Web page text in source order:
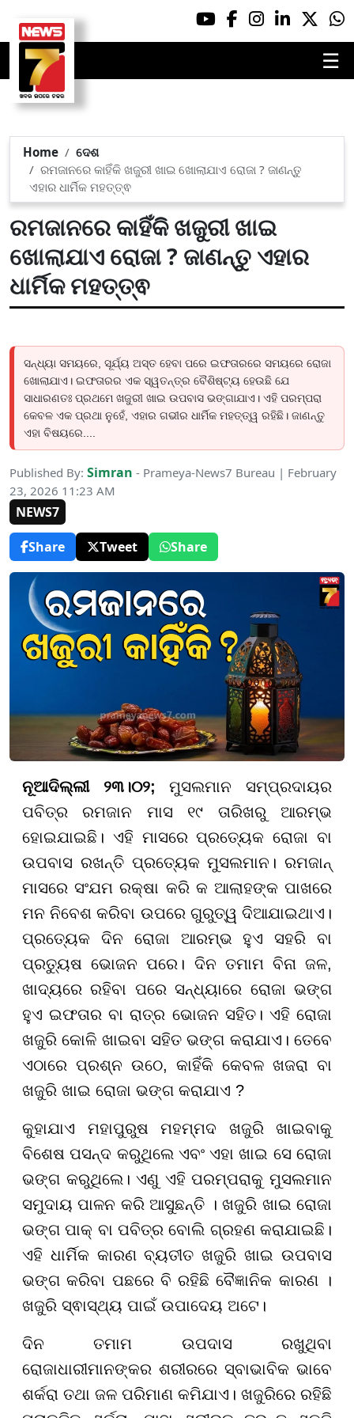
☰
Home
ଦେଶ
ରମଜାନରେ କାହିଁକି ଖଜୁରୀ ଖାଇ ଖୋଲାଯାଏ ରୋଜା ? ଜାଣନ୍ତୁ
ଏହାର ଧାର୍ମିକ ମହତ୍ତ୍ଵ
ରମଜାନରେ କାହିଁକି ଖଜୁରୀ ଖାଇ
ଖୋଲାଯାଏ ରୋଜା ? ଜାଣନ୍ତୁ ଏହାର
ଧାର୍ମିକ ମହତ୍ତ୍ଵ
ସନ୍ଧ୍ୟା ସମୟରେ, ସୂର୍ଯ୍ୟ ଅସ୍ତ ହେବା ପରେ ଇଫତାରରେ ସମୟରେ ରୋଜା
ଖୋଲାଯାଏ। ଇଫତାରର ଏକ ସ୍ୱତନ୍ତ୍ର ବୈଶିଷ୍ଟ୍ୟ ହେଉଛି ଯେ
ସାଧାରଣତଃ ପ୍ରଥମେ ଖଜୁରୀ ଖାଇ ଉପବାସ ଭଙ୍ଗାଯାଏ। ଏହି ପରମ୍ପରା
କେବଳ ଏକ ପ୍ରଥା ନୁହେଁ, ଏହାର ଗଭୀର ଧାର୍ମିକ ମହତ୍ତ୍ୱ ରହିଛି। ଜାଣନ୍ତୁ
ଏହା ବିଷୟରେ....
Published By: Simran - Prameya-News7 Bureau | February
23, 2026 11:23 AM
NEWS7
Share
Tweet Share
ନୂଆଦିଲ୍ଲୀ ୨୩।୦୨; ମୁସଲମାନ ସମ୍ପ୍ରଦାୟର
ପବିତ୍ର ରମଜାନ ମାସ ୧୯ ତାରିଖରୁ ଆରମ୍ଭ
ହୋଇଯାଇଛି। ଏହି ମାସରେ ପ୍ରତ୍ୟେକ ରୋଜା ବା
ଉପବାସ ରଖନ୍ତି ପ୍ରତ୍ୟେକ ମୁସଲମାନ। ରମଜାନ୍
ମାସରେ ସଂଯମ ରକ୍ଷା କରି କ ଆଲାହଙ୍କ ପାଖରେ
ମନ ନିବେଶ କରିବା ଉପରେ ଗୁରୁତ୍ୱ ଦିଆଯାଇଥାଏ।
ପ୍ରତ୍ୟେକ ଦିନ ରୋଜା ଆରମ୍ଭ ହୁଏ ସହରି ବା
ପ୍ରତ୍ୟୁଷ ଭୋଜନ ପରେ। ଦିନ ତମାମ ବିନା ଜଳ,
ଖାଦ୍ୟରେ ରହିବା ପରେ ସନ୍ଧ୍ୟାରେ ରୋଜା ଭଙ୍ଗ
ହୁଏ ଇଫତାର ବା ରାତ୍ର ଭୋଜନ ସହିତ। ଏହି ରୋଜା
ଖଜୁରି କୋଳି ଖାଇବା ସହିତ ଭଙ୍ଗ କରାଯାଏ। ତେବେ
ଏଠାରେ ପ୍ରଶ୍ନ ଉଠେ, କାହିଁକି କେବଳ ଖଜରା ବା
ଖଜୁରି ଖାଇ ରୋଜା ଭଙ୍ଗ କରାଯାଏ ?
କୁହାଯାଏ ମହାପୁରୁଷ ମହମ୍ମଦ ଖଜୁରି ଖାଇବାକୁ
ବିଶେଷ ପସନ୍ଦ କରୁଥିଲେ ଏବଂ ଏହା ଖାଇ ସେ ରୋଜା
ଭଙ୍ଗ କରୁଥିଲେ। ଏଣୁ ଏହି ପରମ୍ପରାକୁ ମୁସଲମାନ
ସମୁଦାୟ ପାଳନ କରି ଆସୁଛନ୍ତି । ଖଜୁରି ଖାଇ ରୋଜା
ଭଙ୍ଗ ପାକ୍ ବା ପବିତ୍ର ବୋଲି ଗ୍ରହଣ କରାଯାଇଛି।
ଏହି ଧାର୍ମିକ କାରଣ ବ୍ୟତୀତ ଖଜୁରି ଖାଇ ଉପବାସ
ଭଙ୍ଗ କରିବା ପଛରେ ବି ରହିଛି ବୈଜ୍ଞାନିକ କାରଣ ।
ଖଜୁରି ସ୍ଵାସ୍ଥ୍ୟ ପାଇଁ ଉପାଦେୟ ଅଟେ।
ଦିନ ତମାମ ଉପଦାସ ରଖୁଥିବା
ରୋଜାଧାରୀମାନଙ୍କର ଶରୀରରେ ସ୍ବାଭାବିକ ଭାବେ
ଶର୍କରା ତଥା ଜଳ ପରିମାଣ କମିଯାଏ। ଖଜୁରିରେ ରହିଛି